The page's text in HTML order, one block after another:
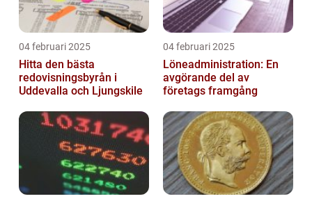
04 februari 2025
Hitta den bästa
redovisningsbyrån i
Uddevalla och Ljungskile
04 februari 2025
Löneadministration: En
avgörande del av
företags framgång